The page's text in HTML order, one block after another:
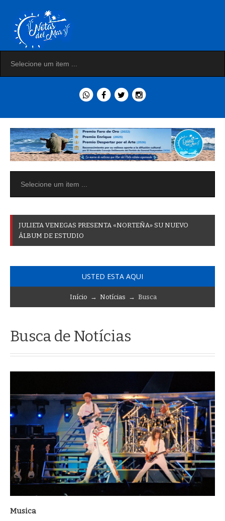
JULIETA VENEGAS PRESENTA «NORTEÑA» SU NUEVO
ÁLBUM DE ESTUDIO
USTED ESTA AQUI
Início → Notícias → Busca
Busca de Notícias
Musica